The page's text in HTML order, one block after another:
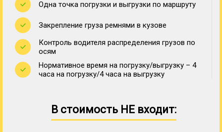
Одна точка погрузки и выгрузки по маршруту
Закрепление груза ремнями в кузове
Контроль водителя распределения грузов по
осям
Нормативное время на погрузку/выгрузку – 4
часа на погрузку/4 часа на выгрузку
В стоимость НЕ входит: